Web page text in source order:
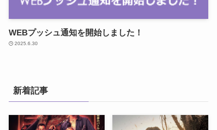
WEBプッシュ通知を開始しました！
2025.6.30
新着記事